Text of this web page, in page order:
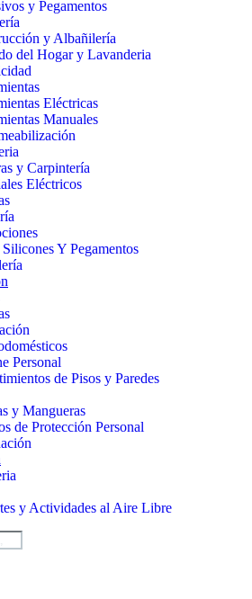
y Pegamentos
y Albañilería
del Hogar y Lavanderia
Eléctricas
Manuales
y Carpintería
Eléctricos
Y Pegamentos
Personal
de Pisos y Paredes
y Mangueras
de Protección Personal
y Actividades al Aire Libre